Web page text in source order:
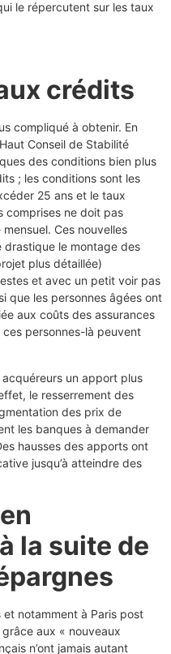
le répercutent sur les taux
crédits
compliqué à obtenir. En
Conseil de Stabilité
des conditions bien plus
; les conditions sont les
25 ans et le taux
comprises ne doit pas
Ces nouvelles
le montage des
plus détaillée)
et avec un petit voir pas
que les personnes âgées ont
aux coûts des assurances
personnes-là peuvent
un apport plus
le resserrement des
des prix de
les banques à demander
hausses des apports ont
jusqu’à atteindre des
la suite de
et notamment à Paris post
aux « nouveaux
n’ont jamais autant